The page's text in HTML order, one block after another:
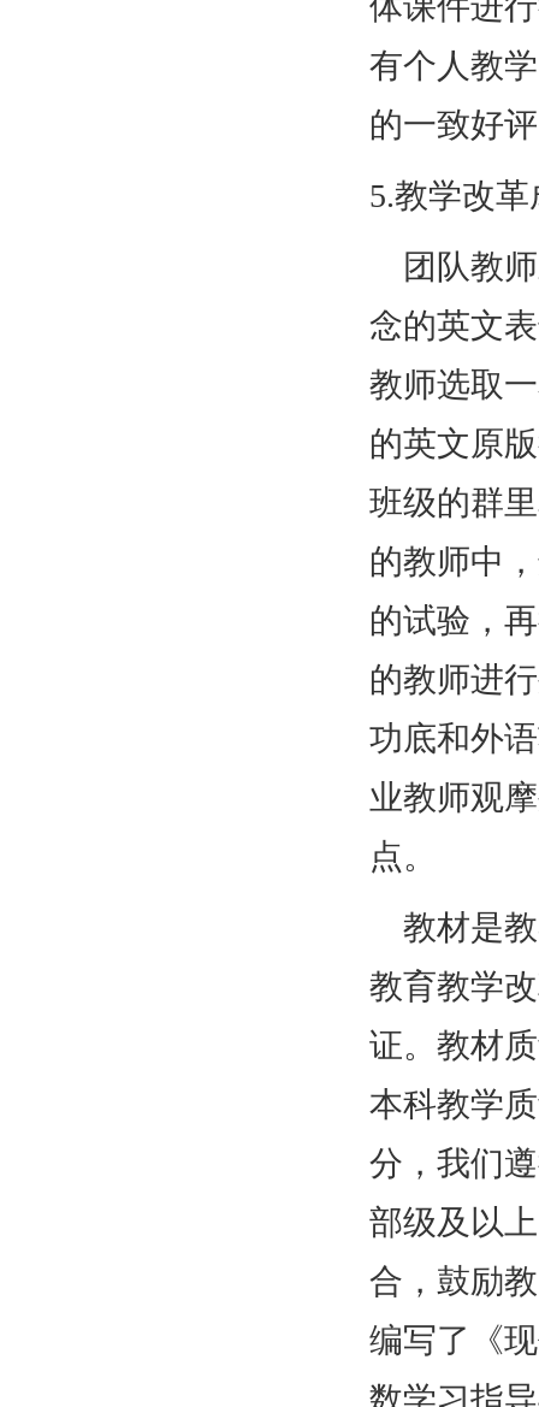
有个人教
的一致好
5.教学改
团队教
念的英文
教师选取
的英文原
班级的群
的教师中
的试验，
的教师进
功底和外
业教师观
点。
教材是
教育教学
证。教材
本科教学
分，我们
部级及以
合，鼓励
编写了《
数学习指